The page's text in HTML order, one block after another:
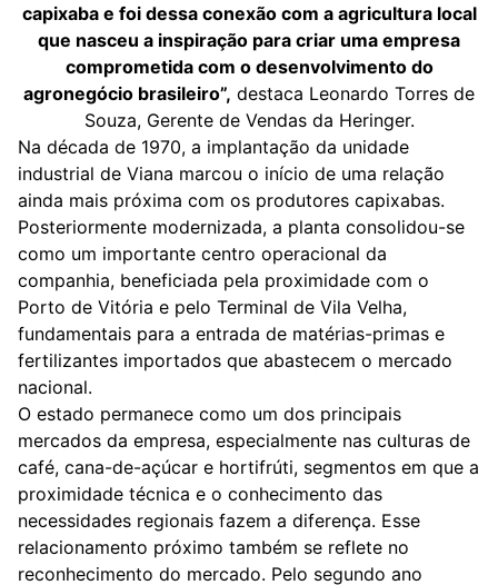
capixaba e foi dessa conexão com a agricultura local
que nasceu a inspiração para criar uma empresa
comprometida com o desenvolvimento do
agronegócio brasileiro”, destaca Leonardo Torres de
Souza, Gerente de Vendas da Heringer.
Na década de 1970, a implantação da unidade
industrial de Viana marcou o início de uma relação
ainda mais próxima com os produtores capixabas.
Posteriormente modernizada, a planta consolidou-se
como um importante centro operacional da
companhia, beneficiada pela proximidade com o
Porto de Vitória e pelo Terminal de Vila Velha,
fundamentais para a entrada de matérias-primas e
fertilizantes importados que abastecem o mercado
nacional.
O estado permanece como um dos principais
mercados da empresa, especialmente nas culturas de
café, cana-de-açúcar e hortifrúti, segmentos em que a
proximidade técnica e o conhecimento das
necessidades regionais fazem a diferença. Esse
relacionamento próximo também se reflete no
reconhecimento do mercado. Pelo segundo ano